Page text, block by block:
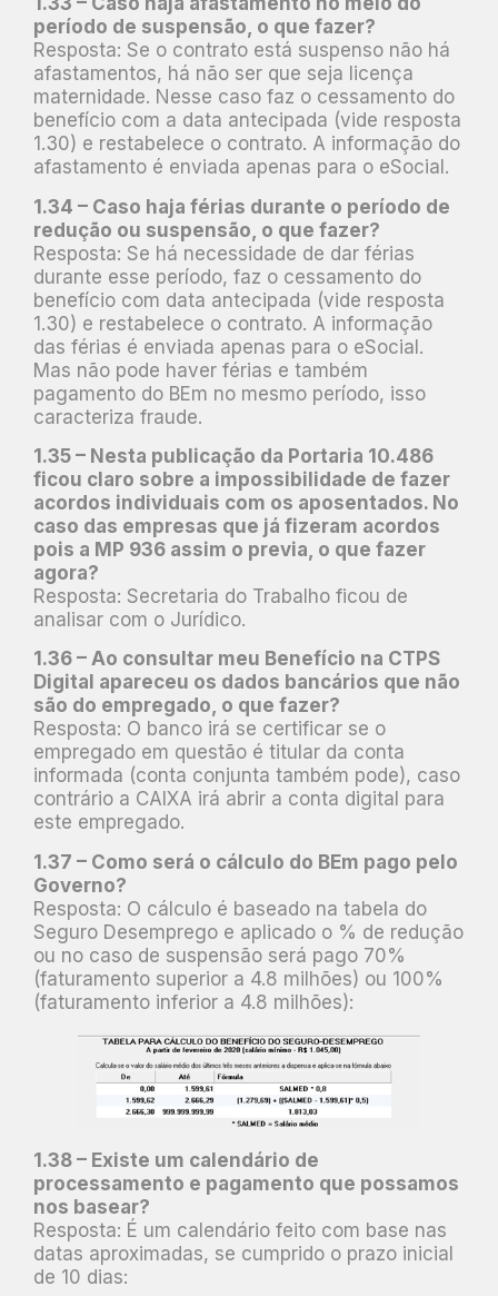
período de suspensão, o que fazer?
Resposta: Se o contrato está suspenso não há
afastamentos, há não ser que seja licença
maternidade. Nesse caso faz o cessamento do
benefício com a data antecipada (vide resposta
1.30) e restabelece o contrato. A informação do
afastamento é enviada apenas para o eSocial.
1.34 – Caso haja férias durante o período de
redução ou suspensão, o que fazer?
Resposta: Se há necessidade de dar férias
durante esse período, faz o cessamento do
benefício com data antecipada (vide resposta
1.30) e restabelece o contrato. A informação
das férias é enviada apenas para o eSocial.
Mas não pode haver férias e também
pagamento do BEm no mesmo período, isso
caracteriza fraude.
1.35 – Nesta publicação da Portaria 10.486
ficou claro sobre a impossibilidade de fazer
acordos individuais com os aposentados. No
caso das empresas que já fizeram acordos
pois a MP 936 assim o previa, o que fazer
agora?
Resposta: Secretaria do Trabalho ficou de
analisar com o Jurídico.
1.36 – Ao consultar meu Benefício na CTPS
Digital apareceu os dados bancários que não
são do empregado, o que fazer?
Resposta: O banco irá se certificar se o
empregado em questão é titular da conta
informada (conta conjunta também pode), caso
contrário a CAIXA irá abrir a conta digital para
este empregado.
1.37 – Como será o cálculo do BEm pago pelo
Governo?
Resposta: O cálculo é baseado na tabela do
Seguro Desemprego e aplicado o % de redução
ou no caso de suspensão será pago 70%
(faturamento superior a 4.8 milhões) ou 100%
(faturamento inferior a 4.8 milhões):
1.38 – Existe um calendário de
processamento e pagamento que possamos
nos basear?
Resposta: É um calendário feito com base nas
datas aproximadas, se cumprido o prazo inicial
de 10 dias: